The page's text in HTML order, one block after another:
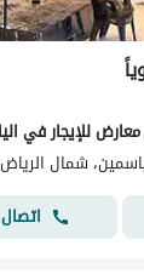
اتصال